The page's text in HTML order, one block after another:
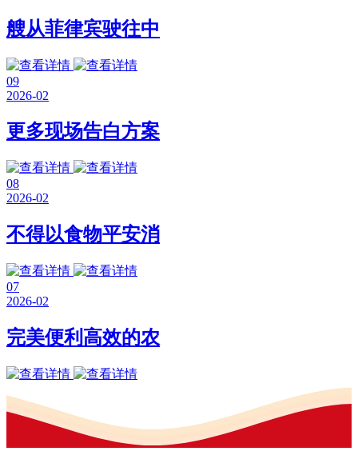
艘从菲律宾驶往中
09
2026-02
更多现场告白方案
08
2026-02
不得以食物平安消
07
2026-02
完美便利高效的农